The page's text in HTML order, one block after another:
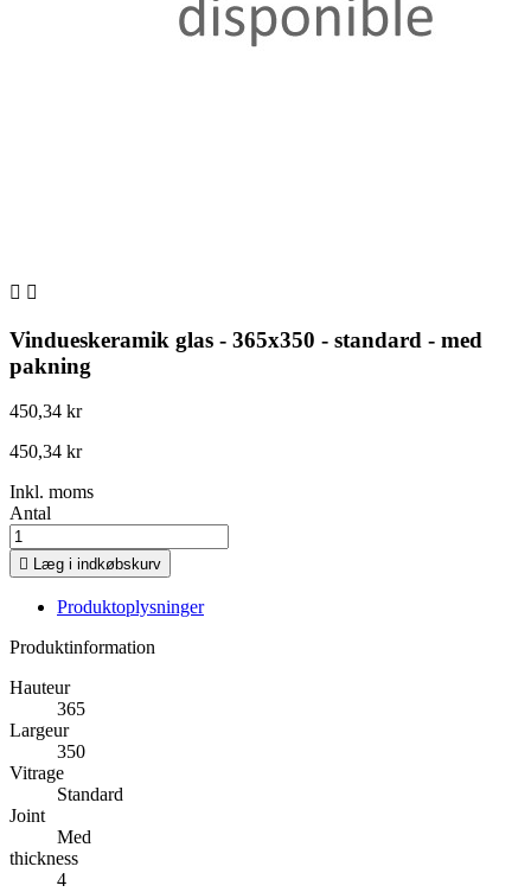
 
Vindueskeramik glas - 365x350 - standard - med
pakning
450,34 kr
450,34 kr
Inkl. moms
Antal
 Læg i indkøbskurv
Produktoplysninger
Produktinformation
Hauteur
365
Largeur
350
Vitrage
Standard
Joint
Med
thickness
4